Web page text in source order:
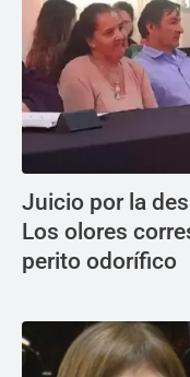
Juicio por la
Los olores
perito odorífico